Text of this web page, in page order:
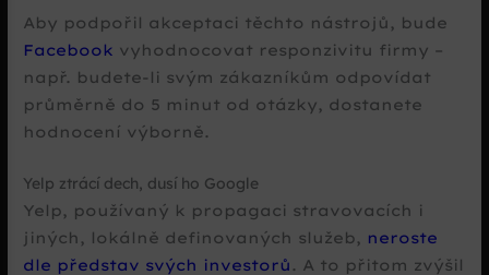
Aby podpořil akceptaci těchto nástrojů, bude
Facebook vyhodnocovat responzivitu firmy –
např. budete-li svým zákazníkům odpovídat
průměrně do 5 minut od otázky, dostanete
hodnocení výborně.
Yelp ztrácí dech, dusí ho Google
Yelp, používaný k propagaci stravovacích i
jiných, lokálně definovaných služeb, neroste
dle představ svých investorů . A to přitom zvýšil